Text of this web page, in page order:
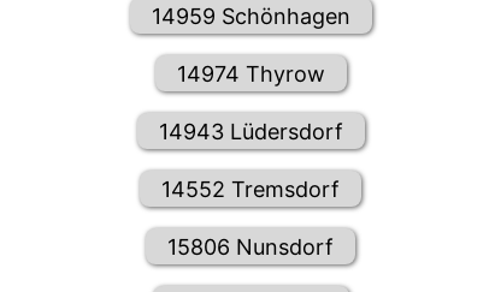
14959 Schönhagen
14974 Thyrow
14943 Lüdersdorf
14552 Tremsdorf
15806 Nunsdorf